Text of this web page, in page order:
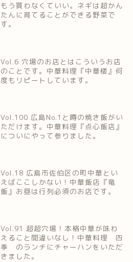
もう買わなくていい。ネギは超かん
たんに育てることができる野菜で
す。
Vol.6 穴場のお店とはこういうお店
のことです。中華料理『中華楼』何
度もリピートしています。
Vol.100 広島No.1と噂の焼き飯がい
ただけます。中華料理『点心飯店』
についにやって参りました。
Vol.18 広島市佐伯区の町中華とい
えばここしかない！中華飯店『竜
飯』お昼は行列必須のお店です。
Vol.91 超超穴場！本格中華が味わ
えること間違いなし！中華料理 四
季 のランチにチャーハンをいただ
きました。